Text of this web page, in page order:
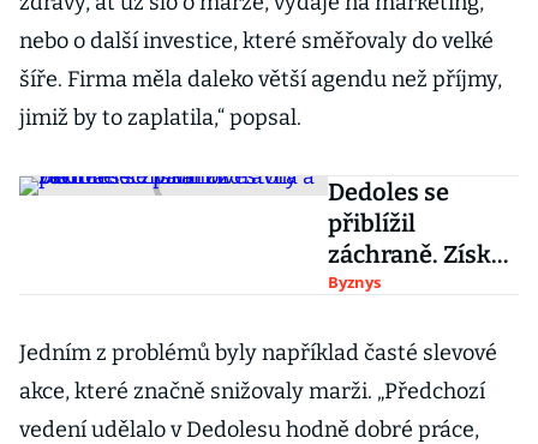
nebo o další investice, které směřovaly do velké
šíře. Firma měla daleko větší agendu než příjmy,
jimiž by to zaplatila,“ popsal.
Dedoles se
přiblížil
záchraně. Získal
investora a
ozdravný plán
Byznys
Jedním z problémů byly například časté slevové
akce, které značně snižovaly marži. „Předchozí
vedení udělalo v Dedolesu hodně dobré práce,